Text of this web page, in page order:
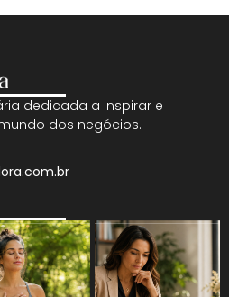
dedicada a inspirar e
dos negócios.